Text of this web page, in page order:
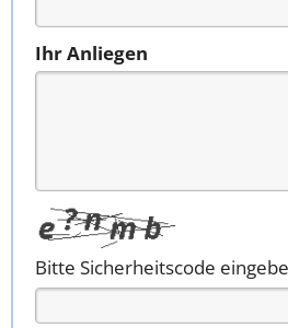
Ihr Anliegen
Bitte Sicherheitscode